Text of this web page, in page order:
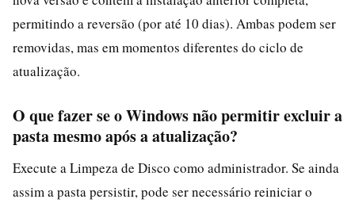
permitindo a reversão (por até 10 dias). Ambas podem ser
removidas, mas em momentos diferentes do ciclo de
atualização.
O que fazer se o Windows não permitir excluir a
pasta mesmo após a atualização?
Execute a Limpeza de Disco como administrador. Se ainda
assim a pasta persistir, pode ser necessário reiniciar o